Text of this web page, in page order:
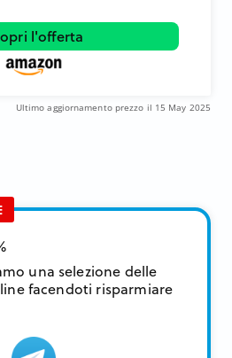
l'offerta
Ultimo aggiornamento prezzo il 15 May 2025
una selezione delle
facendoti risparmiare